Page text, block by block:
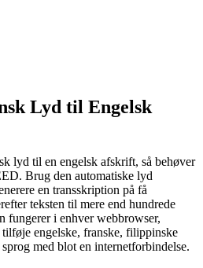
Lyd til Engelsk
lyd til en engelsk afskrift, så behøver
Brug den automatiske lyd
en transskription på få
teksten til mere end hundrede
fungerer i enhver webbrowser,
engelske, franske, filippinske
med blot en internetforbindelse.